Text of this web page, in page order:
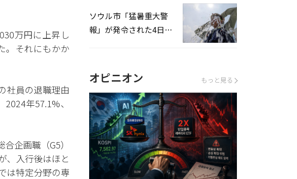
万円に上昇し
。それにもかか
社員の退職理由
年57.1%、
企画職（G5）
、入行後はほと
は特定分野の専
ソウル市「猛暑重大警
報」が発令された4日、
オピニオン もっと見る